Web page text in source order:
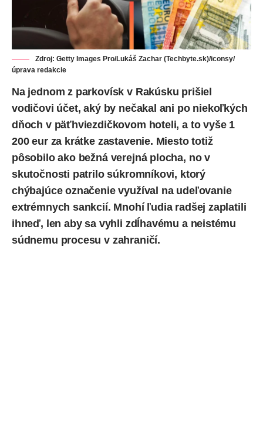
Zdroj: Getty Images Pro/Lukáš Zachar (Techbyte.sk)/iconsy/
úprava redakcie
Na jednom z parkovísk v Rakúsku prišiel
vodičovi účet, aký by nečakal ani po niekoľkých
dňoch v päťhviezdičkovom hoteli, a to vyše 1
200 eur za krátke zastavenie. Miesto totiž
pôsobilo ako bežná verejná plocha, no v
skutočnosti patrilo súkromníkovi, ktorý
chýbajúce označenie využíval na udeľovanie
extrémnych sankcií. Mnohí ľudia radšej zaplatili
ihneď, len aby sa vyhli zdĺhavému a neistému
súdnemu procesu v zahraničí.